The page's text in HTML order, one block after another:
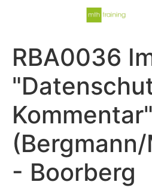
RBA0036
Kommentar"
- Boorberg